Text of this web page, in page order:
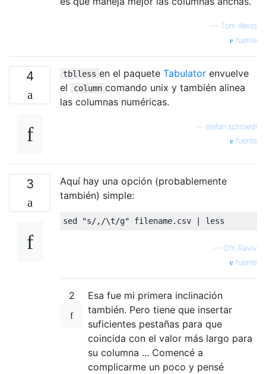
— Tom Weiss
fuente
4 tblless en el paquete Tabulator envuelve
el
column comando unix y también alinea
las columnas numéricas.
stefan.schroedl
fuente
3
Aquí hay una opción (probablemente
también) simple:
— Ofri Raviv
fuente
2
Esa fue mi primera inclinación
también. Pero tiene que insertar
suficientes pestañas para que
coincida con el valor más largo para
su columna ... Comencé a
complicarme un poco y pensé